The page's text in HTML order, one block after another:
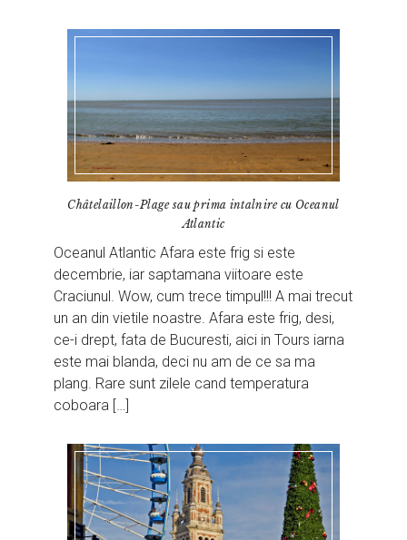
Châtelaillon-Plage sau prima intalnire cu Oceanul
Atlantic
Oceanul Atlantic Afara este frig si este
decembrie, iar saptamana viitoare este
Craciunul. Wow, cum trece timpul!!! A mai trecut
un an din vietile noastre. Afara este frig, desi,
ce-i drept, fata de Bucuresti, aici in Tours iarna
este mai blanda, deci nu am de ce sa ma
plang. Rare sunt zilele cand temperatura
coboara […]